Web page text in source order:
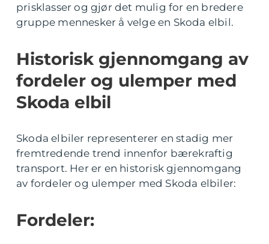
prisklasser og gjør det mulig for en bredere
gruppe mennesker å velge en Skoda elbil.
Historisk gjennomgang av
fordeler og ulemper med
Skoda elbil
Skoda elbiler representerer en stadig mer
fremtredende trend innenfor bærekraftig
transport. Her er en historisk gjennomgang
av fordeler og ulemper med Skoda elbiler:
Fordeler: